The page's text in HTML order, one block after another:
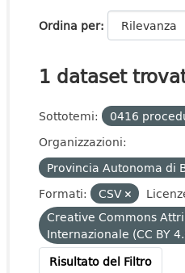
Ordina per
1 dataset
Sottotemi:
0416
Organizzazioni:
Provincia Autonoma di
Formati:
CSV
Creative Commons
Internazionale (CC BY
Risultato del Filtro